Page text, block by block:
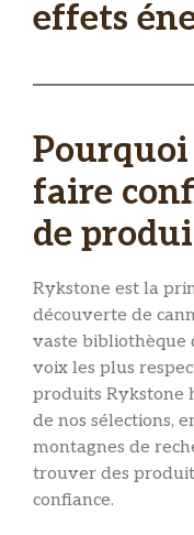
effets
Pourquoi
faire
de
Rykstone est la
découverte de
vaste bibliothèque
voix les plus
produits Rykstone
de nos sélections,
montagnes de
trouver des
confiance.